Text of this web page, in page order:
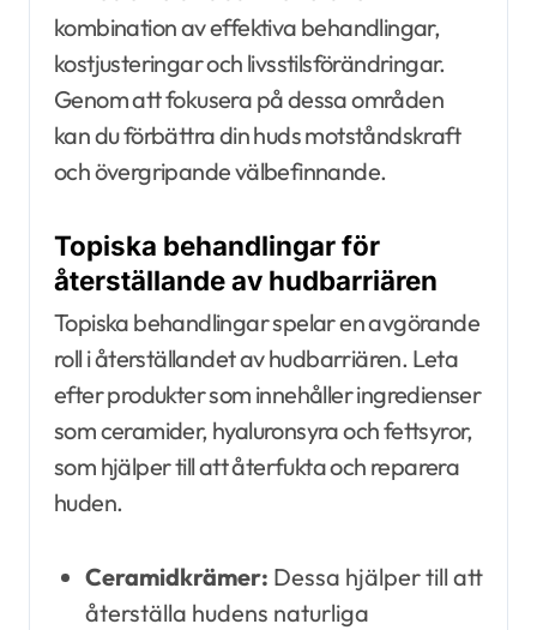
kombination av effektiva behandlingar,
kostjusteringar och livsstilsförändringar.
Genom att fokusera på dessa områden
kan du förbättra din huds motståndskraft
och övergripande välbefinnande.
Topiska behandlingar för
återställande av hudbarriären
Topiska behandlingar spelar en avgörande
roll i återställandet av hudbarriären. Leta
efter produkter som innehåller ingredienser
som ceramider, hyaluronsyra och fettsyror,
som hjälper till att återfukta och reparera
huden.
Ceramidkrämer: Dessa hjälper till att
återställa hudens naturliga